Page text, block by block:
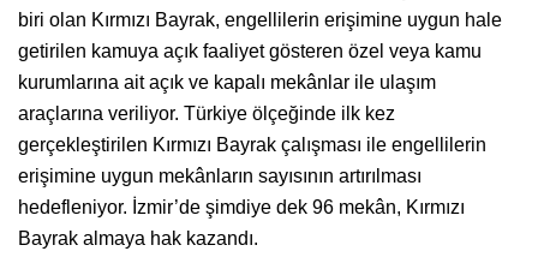
biri olan Kırmızı Bayrak, engellilerin erişimine uygun hale
getirilen kamuya açık faaliyet gösteren özel veya kamu
kurumlarına ait açık ve kapalı mekânlar ile ulaşım
araçlarına veriliyor. Türkiye ölçeğinde ilk kez
gerçekleştirilen Kırmızı Bayrak çalışması ile engellilerin
erişimine uygun mekânların sayısının artırılması
hedefleniyor. İzmir’de şimdiye dek 96 mekân, Kırmızı
Bayrak almaya hak kazandı.